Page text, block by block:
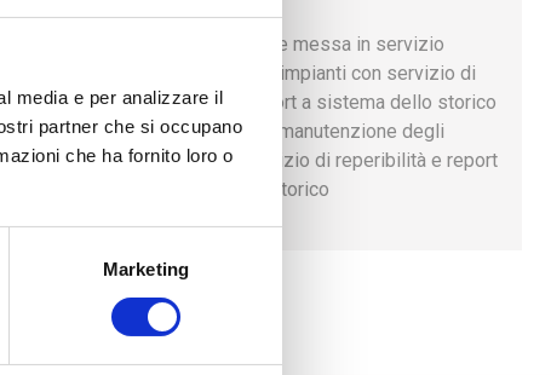
media e per analizzare il
partner che si occupano
che ha fornito loro o
Marketing
accesso
√ Progettazione
√ Realizzazione e messa in servizio
√ Gestione degli impianti con servizio di
reperibilità e report a sistema dello storico
√ Gestione della manutenzione degli
impianti con servizio di reperibilità e report
a sistema dello storico